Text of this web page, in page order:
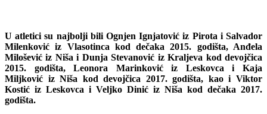
U atletici su najbolji bili Ognjen Ignjatović iz Pirota i Salvador
Milenković iz Vlasotinca kod dečaka 2015. godišta, Anđela
Milošević iz Niša i Dunja Stevanović iz Kraljeva kod devojčica
2015. godišta, Leonora Marinković iz Leskovca i Kaja
Miljković iz Niša kod devojčica 2017. godišta, kao i Viktor
Kostić iz Leskovca i Veljko Dinić iz Niša kod dečaka 2017.
godišta.